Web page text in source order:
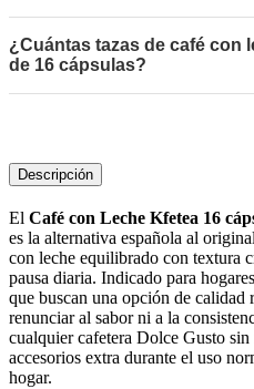
¿Cuántas tazas de café con
de 16 cápsulas?
Descripción
El Café con Leche Kfetea 16
es la alternativa española al
con leche equilibrado con textura
pausa diaria. Indicado para
que buscan una opción de calidad
renunciar al sabor ni a la
cualquier cafetera Dolce Gusto sin
accesorios extra durante el uso
hogar.